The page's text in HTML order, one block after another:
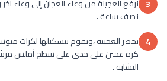
3 نرفع العجينة من وعاء العجان إلى وعاء
نصف ساعة .
4 نحضر العجينة ،ونقوم بتشكيلها لكرات
كرة عجين على حدى على سطح أملس
النشابة .